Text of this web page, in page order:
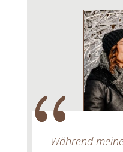
Während